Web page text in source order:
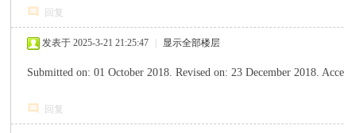
回复
发表于 2025-3-21 21:25:47 显示全部楼层
Submitted on: 01 October 2018. Revised on: 23 December 2018.
回复